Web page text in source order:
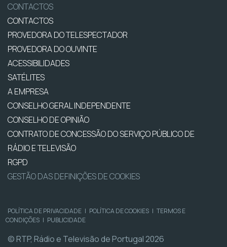
CONTACTOS
CONTACTOS
PROVEDORA DO TELESPECTADOR
PROVEDORA DO OUVINTE
ACESSIBILIDADES
SATÉLITES
A EMPRESA
CONSELHO GERAL INDEPENDENTE
CONSELHO DE OPINIÃO
CONTRATO DE CONCESSÃO DO SERVIÇO PÚBLICO DE
RÁDIO E TELEVISÃO
RGPD
GESTÃO DAS DEFINIÇÕES DE COOKIES
POLÍTICA DE PRIVACIDADE | POLÍTICA DE COOKIES | TERMOS E
CONDIÇÕES | PUBLICIDADE
© RTP, Rádio e Televisão de Portugal 2026